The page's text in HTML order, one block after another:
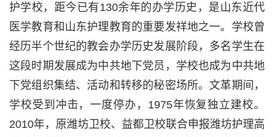
护学校，距今已有130余年的办学历史，是山东近代
医学教育和山东护理教育的重要发祥地之一。学校曾
经历半个世纪的教会办学历史发展阶段，多名学生在
这段时期发展成为中共地下党员，学校也成为中共地
下党组织集结、活动和转移的秘密场所。文革期间，
学校受到冲击，一度停办，1975年恢复独立建校。
2010年，原潍坊卫校、益都卫校联合申报潍坊护理高